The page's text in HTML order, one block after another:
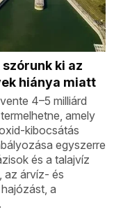
ki az
hiánya miatt
4–5 milliárd
amely
kibocsátás
egyszerre
és a talajvíz
az árvíz- és
a